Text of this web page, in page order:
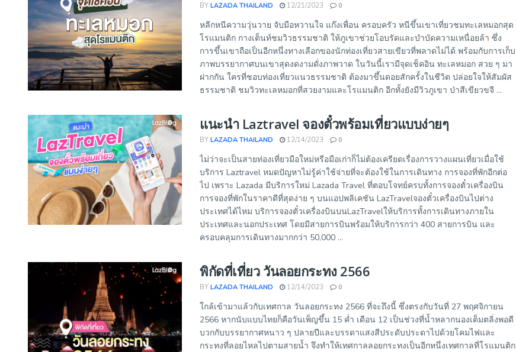
BY LAZADA THAILAND 12/21/2023 0
หลีกหนีความวุ่นวาย จับมือหวานใจ แก๊งเพื่อน ครอบครัว หนีขึ้นเขาเที่ยวชมทะเลหมอกสุด
โรแมนติก กางเต็นท์ชมวิวธรรมชาติ ให้ภูเขาช่วยโอบรัดและบำบัดความเหนื่อยล้า ซึ่ง
การขึ้นเขาถือเป็นอีกหนึ่งทางเลือกของนักท่องเที่ยวสายเขียวที่พลาดไม่ได้ พร้อมกับการเก็บ
ภาพบรรยากาศบนเขาสุดงดงามดั่งภาพวาด ในวันนี้เรามีจุดเช็คอิน ทะเลหมอก สวย ๆ มา
ฝากกัน ใครที่ชอบท่องเที่ยวแนวธรรมชาติ ต้องมาขึ้นดอยสักครั้งในชีวิต ปล่อยใจให้สัมผัส
ธรรมชาติ ชมวิวทะเลหมอกที่สวยงามและโรแมนติก อีกทั้งยังมีวิวภูเขา ป่าสีเขียวขจี ...
แนะนำ Laztravel จองตั๋วพร้อมเที่ยวแบบง่ายๆ
BY LAZADA THAILAND 12/14/2023 0
ไม่ว่าจะเป็นสายท่องเที่ยวมือใหม่หรือมือเก่าก็ไม่ต้องเครียดเรื่องการวางแผนเที่ยวเมื่อใช้
บริการ Laztravel หมดปัญหาไม่รู้ค่าใช้จ่ายที่จะต้องใช้ในการเดินทาง การจองที่พักอีกต่อ
ไป เพราะ Lazada มีบริการใหม่ Lazada Travel ที่ตอบโจทย์ครบทั้งการจองตั๋วเครื่องบิน
การจองที่พักในราคาดีที่สุดง่าย ๆ บนแอปพลิเคชัน LazTravelจองตั๋วเครื่องบินไปต่าง
ประเทศได้ไหม บริการจองตั๋วเครื่องบินบนLazTravelให้บริการทั้งการเดินทางภายใน
ประเทศและนอกประเทศ โดยมีสายการบินพร้อมให้บริการกว่า 400 สายการบิน และ
ครอบคลุมการเดินทางมากกว่า 50,000 ...
พิกัดที่เที่ยว วันลอยกระทง 2566
BY LAZADA THAILAND 12/14/2023 0
ใกล้เข้ามาแล้วกับเทศกาล วันลอยกระทง 2566 ที่จะถึงนี้ ซึ่งตรงกับวันที่ 27 พฤศจิกายน
2566 หากนับแบบไทยก็คือวันเพ็ญขึ้น 15 ค่ำ เดือน 12 เป็นช่วงที่น้ำหลากนองเต็มตลิ่งพอดี
บวกกับบรรยากาศหนาว ๆ ปลายปีและบรรดาแสงสีประดับประดาไปด้วยโคมไฟและ
กระทงที่ลอยไหลไปตามสายน้ำ จึงทำให้เทศกาลลอยกระทงเป็นอีกหนึ่งเทศกาลที่โรแมนติก